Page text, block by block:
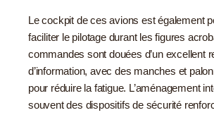
Le cockpit de ces avions est également
faciliter le pilotage durant les figures
commandes sont douées d’un excellent
d’information, avec des manches et
pour réduire la fatigue. L’aménagement
souvent des dispositifs de sécurité